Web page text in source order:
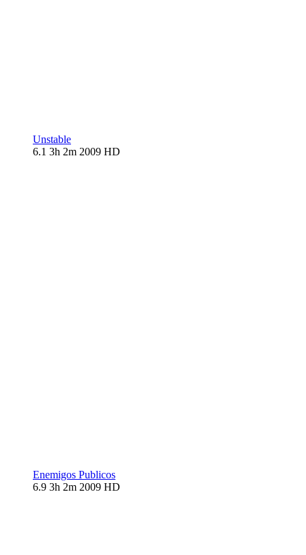
Unstable
6.1 3h 2m 2009 HD
Enemigos Publicos
6.9 3h 2m 2009 HD